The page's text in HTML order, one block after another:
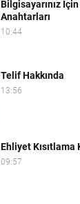
Bilgisayarınız
Anahtarları
10:44
Telif Hakkında
13:56
Ehliyet Kısıtlama
09:57